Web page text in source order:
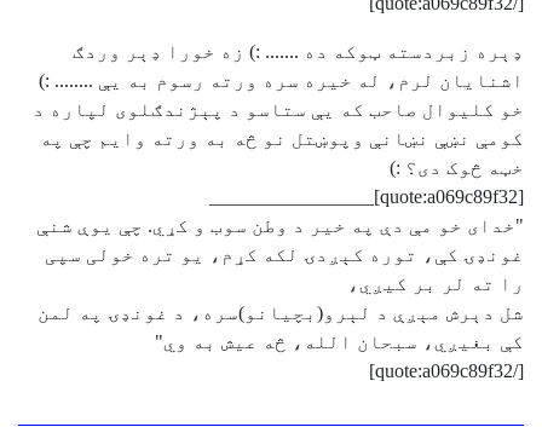
ډېره زبردسته ټوکه ده ....... :) زه خورا ډېر وردګ
اشنایان لرم، له خیره سره ورته رسوم به یې ........ :)
خو کلیوال صاحب که یې ستاسو د پېژندګلوی لپاره د
کومې نښې نښانې وپوښتل نو څه به ورته وایم چې په
خټه څوک دی؟ :)
[quote:a069c89f32]_________________
"خدای خو مې دې په خیر د وطن سوب و کړي. چې یوې شنې
غونډۍ کې، توره کېږدۍ لکه کړم، یو تره خولی سپی
را ته لر بر کیږي،
شل دېرش مېږې د لېرو(بچیانو)سره، د غونډۍ په لمن
کې بغیږي، سبحان الله، څه عیش به وي"
[/quote:a069c89f32]